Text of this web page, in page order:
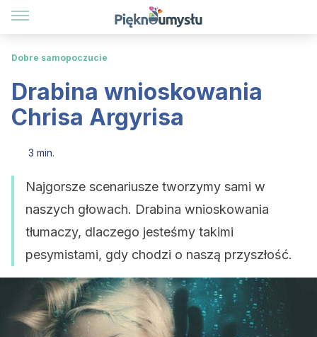
Dobre samopoczucie
Drabina wnioskowania
Chrisa Argyrisa
3 min.
Najgorsze scenariusze tworzymy sami w
naszych głowach. Drabina wnioskowania
tłumaczy, dlaczego jesteśmy takimi
pesymistami, gdy chodzi o naszą przyszłość.